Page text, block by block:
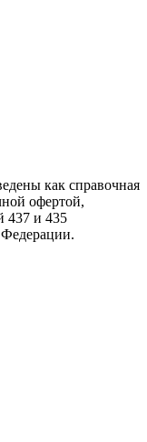
как справочная
офертой,
437 и 435
Федерации.